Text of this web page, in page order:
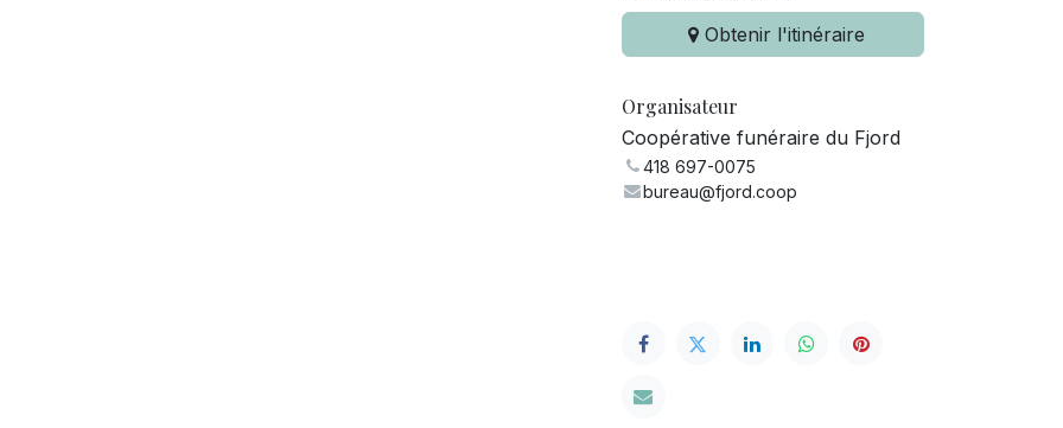
Obtenir l'itinéraire
Organisateur
Coopérative funéraire du Fjord
418 697-0075
bureau@fjord.coop